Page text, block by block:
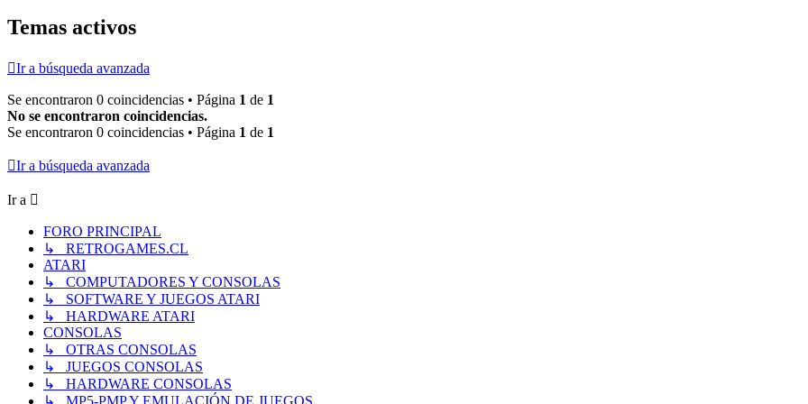
Temas activos
Ir a búsqueda avanzada
Se encontraron 0 coincidencias • Página 1 de 1
No se encontraron coincidencias.
Se encontraron 0 coincidencias • Página 1 de 1
Ir a búsqueda avanzada
Ir a
FORO PRINCIPAL
↳ RETROGAMES.CL
ATARI
↳ COMPUTADORES Y CONSOLAS
↳ SOFTWARE Y JUEGOS ATARI
↳ HARDWARE ATARI
CONSOLAS
↳ OTRAS CONSOLAS
↳ JUEGOS CONSOLAS
↳ HARDWARE CONSOLAS